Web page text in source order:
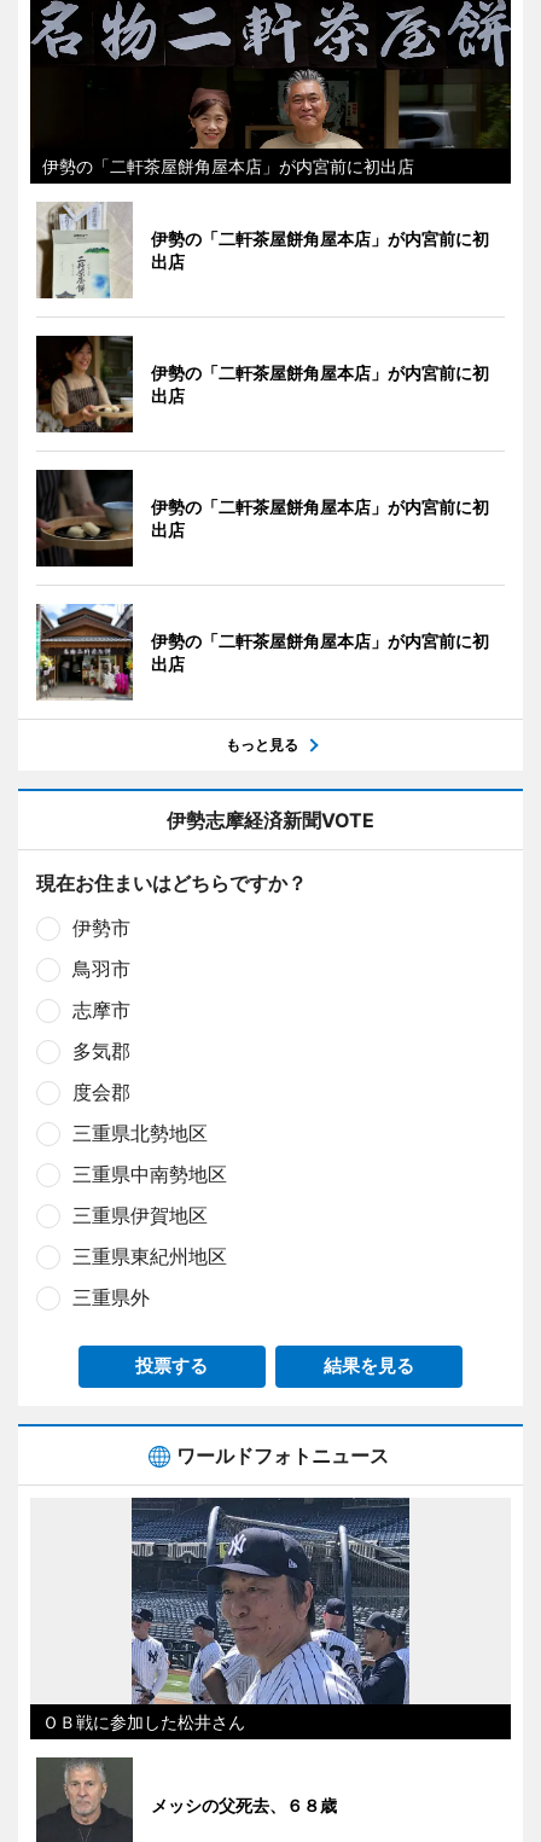
伊勢の「二軒茶屋餅角屋本店」が内宮前に初出店
伊勢の「二軒茶屋餅角屋本店」が内宮前に初
出店
伊勢の「二軒茶屋餅角屋本店」が内宮前に初
出店
伊勢の「二軒茶屋餅角屋本店」が内宮前に初
出店
伊勢の「二軒茶屋餅角屋本店」が内宮前に初
出店
もっと見る
伊勢志摩経済新聞VOTE
現在お住まいはどちらですか？
伊勢市
鳥羽市
志摩市
多気郡
度会郡
三重県北勢地区
三重県中南勢地区
三重県伊賀地区
三重県東紀州地区
三重県外
投票する 結果を見る
ワールドフォトニュース
ＯＢ戦に参加した松井さん
メッシの父死去、６８歳